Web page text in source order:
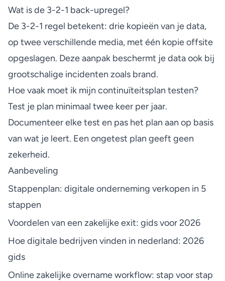
Wat is de 3-2-1 back-upregel?
De 3-2-1 regel betekent: drie kopieën van je data,
op twee verschillende media, met één kopie offsite
opgeslagen. Deze aanpak beschermt je data ook bij
grootschalige incidenten zoals brand.
Hoe vaak moet ik mijn continuïteitsplan testen?
Test je plan minimaal twee keer per jaar.
Documenteer elke test en pas het plan aan op basis
van wat je leert. Een ongetest plan geeft geen
zekerheid.
Aanbeveling
Stappenplan: digitale onderneming verkopen in 5
stappen
Voordelen van een zakelijke exit: gids voor 2026
Hoe digitale bedrijven vinden in nederland: 2026
gids
Online zakelijke overname workflow: stap voor stap